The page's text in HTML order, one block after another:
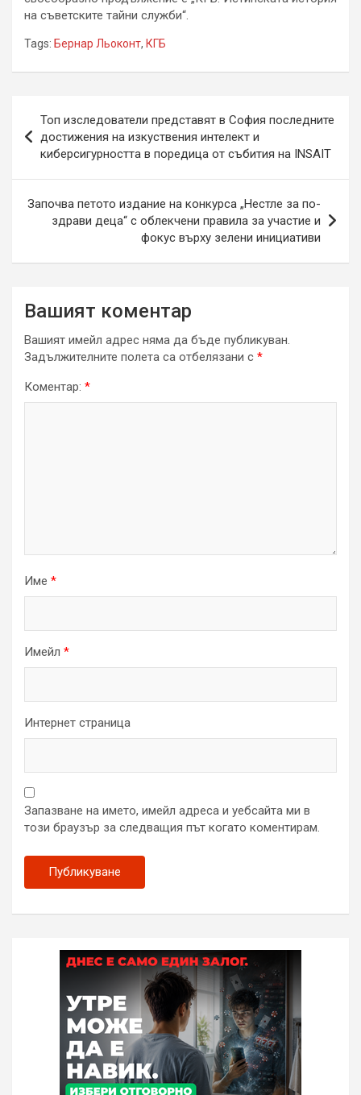
на съветските тайни служби“.
Tags: Бернар Льоконт, КГБ
Топ изследователи представят в София последните
достижения на изкуствения интелект и
киберсигурността в поредица от събития на INSAIT
Започва петото издание на конкурса „Нестле за по-
здрави деца“ с облекчени правила за участие и
фокус върху зелени инициативи
Вашият коментар
Вашият имейл адрес няма да бъде публикуван.
Задължителните полета са отбелязани с *
Коментар: *
Име *
Имейл *
Интернет страница
Запазване на името, имейл адреса и уебсайта ми в
този браузър за следващия път когато коментирам.